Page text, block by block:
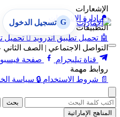
الإشعارات
🔔 إدارة الإشعارات
التطبيقات
🤖 تحميل تطبيق أندرويد  تحميل
التواصل الاجتماعي | الصف
قناة تيليجرام
صفحة
روابط مهمة
📄 شروط الاستخدام 🔒 سياسة
G تسجيل الدخول
بحث
المناهج الإماراتية